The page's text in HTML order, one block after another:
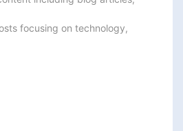
focusing on technology,